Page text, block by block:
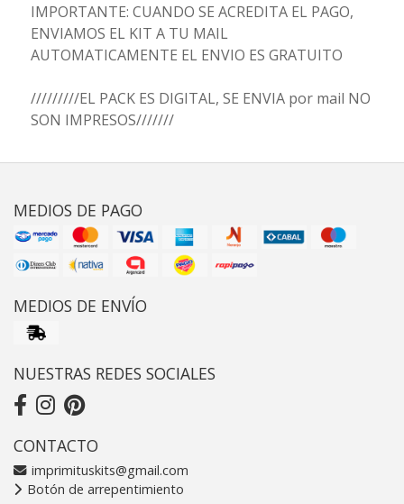
IMPORTANTE: CUANDO SE ACREDITA EL PAGO,
ENVIAMOS EL KIT A TU MAIL
AUTOMATICAMENTE EL ENVIO ES GRATUITO
/////////EL PACK ES DIGITAL, SE ENVIA por mail NO
SON IMPRESOS///////
MEDIOS DE PAGO
MEDIOS DE ENVÍO
NUESTRAS REDES SOCIALES
CONTACTO
imprimituskits@gmail.com
Botón de arrepentimiento